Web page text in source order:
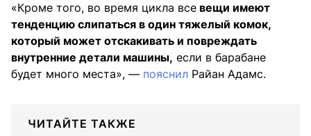
«Кроме того, во время цикла все вещи имеют
тенденцию слипаться в один тяжелый комок,
который может отскакивать и повреждать
внутренние детали машины, если в барабане
будет много места», — пояснил Райан Адамс.
ЧИТАЙТЕ ТАКЖЕ